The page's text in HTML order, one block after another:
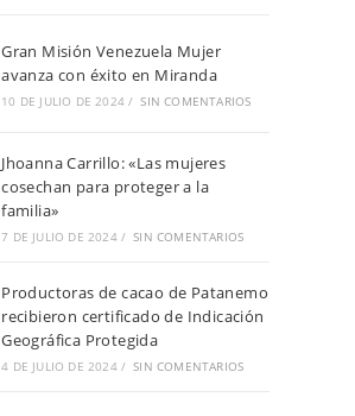
Gran Misión Venezuela Mujer
avanza con éxito en Miranda
10 DE JULIO DE 2024 / SIN COMENTARIOS
Jhoanna Carrillo: «Las mujeres
cosechan para proteger a la
familia»
7 DE JULIO DE 2024 / SIN COMENTARIOS
Productoras de cacao de Patanemo
recibieron certificado de Indicación
Geográfica Protegida
4 DE JULIO DE 2024 / SIN COMENTARIOS